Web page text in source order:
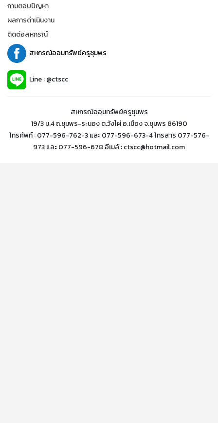
ถามตอบปัญหา
ผลการดำเนินงาน
ติดต่อสหกรณ์
สหกรณ์ออมทรัพย์ครูชุมพร
Line : @ctscc
สหกรณ์ออมทรัพย์ครูชุมพร
19/3 ม.4 ถ.ชุมพร-ระนอง ต.วังไผ่ อ.เมือง จ.ชุมพร 86190
โทรศัพท์ : 077-596-762-3 และ 077-596-673-4 โทรสาร 077-576-
973 และ 077-596-678 อีเมล์ : ctscc@hotmail.com